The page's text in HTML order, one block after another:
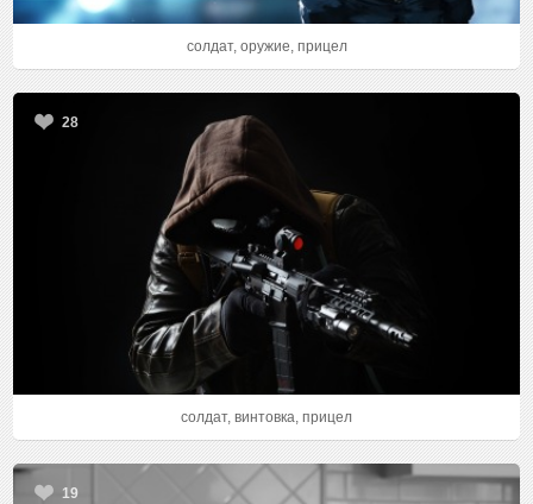
солдат, оружие, прицел
28
солдат, винтовка, прицел
19